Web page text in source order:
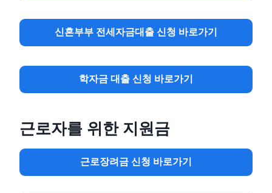
신혼부부 전세자금대출신청바로가기
학자금 대출신청바로가기
근로자를 위한 지원금
근로장려금신청바로가기